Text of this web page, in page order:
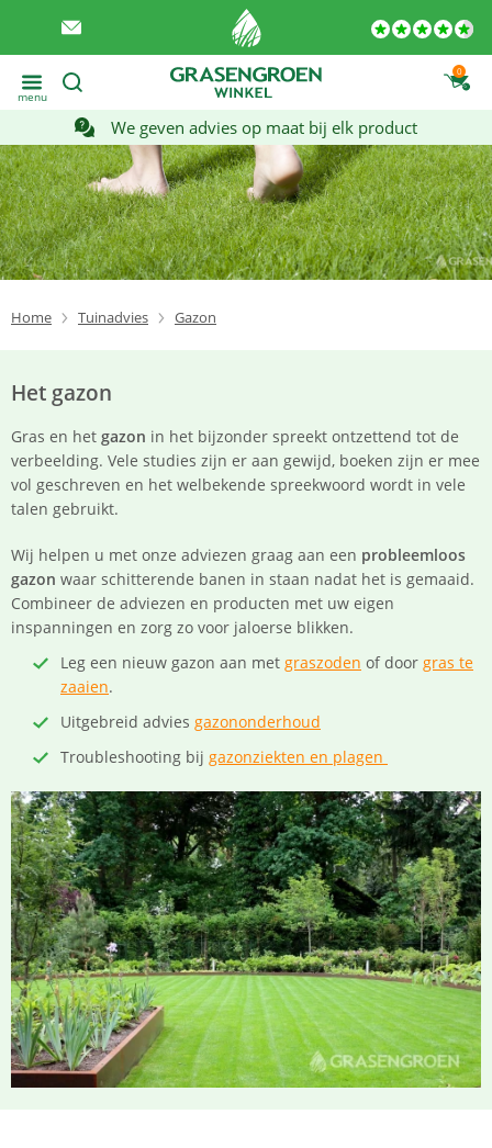
menu
0
We geven advies op maat bij elk product
Home Tuinadvies Gazon
Het gazon
Gras en het gazon in het bijzonder spreekt ontzettend tot de
verbeelding. Vele studies zijn er aan gewijd, boeken zijn er mee
vol geschreven en het welbekende spreekwoord wordt in vele
talen gebruikt.
Wij helpen u met onze adviezen graag aan een probleemloos
gazon waar schitterende banen in staan nadat het is gemaaid.
Combineer de adviezen en producten met uw eigen
inspanningen en zorg zo voor jaloerse blikken.
Leg een nieuw gazon aan met graszoden of door gras te
zaaien.
Uitgebreid advies gazononderhoud
Troubleshooting bij gazonziekten en plagen